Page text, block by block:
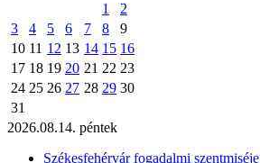
1
2
3
4 5 6 7 8
9
10 11 12 13 14 15 16
17 18 19 20 21 22 23
24 25 26 27 28 29 30
31
2026.08.14. péntek
Székesfehérvár fogadalmi szentmiséje